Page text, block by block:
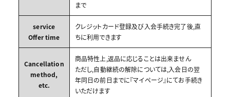
まで
service
Offer time
クレジットカード登録及び入会手続き完了後,直
ちに利用できます
Cancellation
method,
etc.
商品特性上,返品に応じることは出来ません
ただし,自動継続の解除については,入会日の翌
年同日の前日までに『マイページ』にてお手続き
いただけます